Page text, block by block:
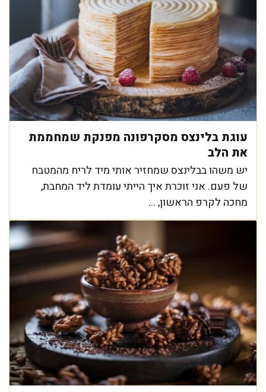
עוגת בלינצס מסקרפונה מפנקת שמחממת
את הלב
יש משהו בבלינצס שמחזיר אותי מיד לריח מהמטבח
של פעם. אני זוכרת איך הייתי עומדת ליד המחבת,
מחכה לקרפ הראשון, ...